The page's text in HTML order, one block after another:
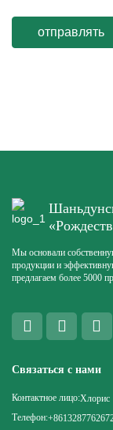
отправлять
Мы основали
продукции и
предлагаем более 5000
Связаться с нами
Контактное лицо:Хлорис
Телефон: